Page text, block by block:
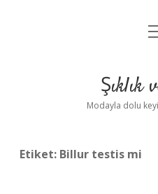
Yasal
Şıklık
Modayla dolu
Etiket: Billur testis mi